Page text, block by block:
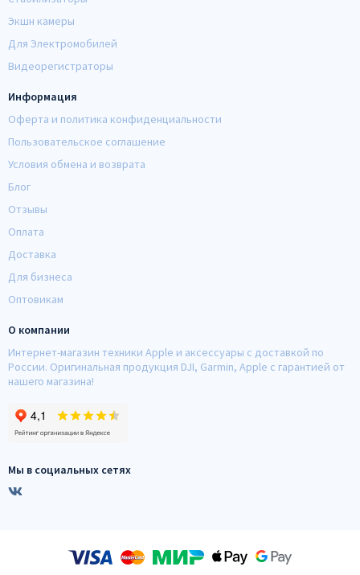
Экшн камеры
Для Электромобилей
Видеорегистраторы
Информация
Оферта и политика конфиденциальности
Пользовательское соглашение
Условия обмена и возврата
Блог
Отзывы
Оплата
Доставка
Для бизнеса
Оптовикам
О компании
Интернет-магазин техники Apple и аксессуары с доставкой по
России. Оригинальная продукция DJI, Garmin, Apple с гарантией от
нашего магазина!
Мы в социальных сетях